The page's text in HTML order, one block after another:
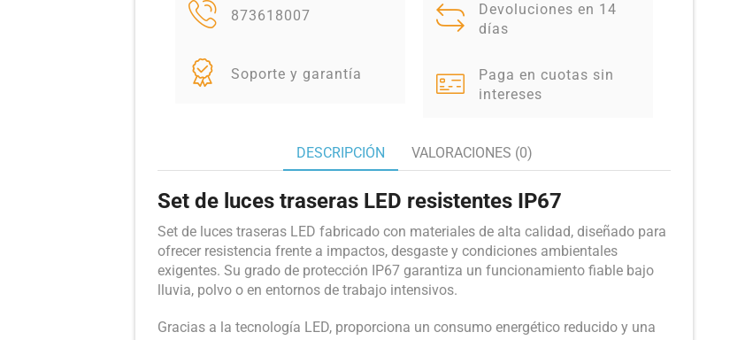
873618007
Soporte y garantía
Devoluciones en 14
días
Paga en cuotas sin
intereses
DESCRIPCIÓN VALORACIONES (0)
Set de luces traseras LED resistentes IP67
Set de luces traseras LED fabricado con materiales de alta calidad, diseñado para
ofrecer resistencia frente a impactos, desgaste y condiciones ambientales
exigentes. Su grado de protección IP67 garantiza un funcionamiento fiable bajo
lluvia, polvo o en entornos de trabajo intensivos.
Gracias a la tecnología LED, proporciona un consumo energético reducido y una